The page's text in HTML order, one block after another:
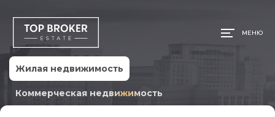
МЕНЮ
Жилая недвижимость
Коммерческая недвижимость